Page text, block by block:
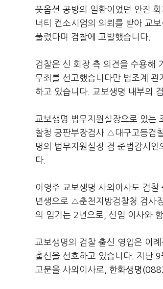
풋옵션 공방의 일환이었던 안진
너티 컨소시엄의 의뢰를 받아 교
풀렸다며 검찰에 고발했습니다.
검찰은 신 회장 측 의견을 수용해
무죄를 선고했습니다만 법조계
하고 있습니다. 교보생명 내부의
교보생명 법무지원실장으로 있
찰청 공판부장검사 △대구고등검
명의 법무지원실장 겸 준법감시
다.
이영주 교보생명 사외이사도 검
년생으로 △춘천지방검찰청 검사
의 임기는 2년으로, 신임 이사와
교보생명의 검찰 출신 영입은 이
출신을 선호하고 있습니다. 지난
고문을 사외이사로, 한화생명